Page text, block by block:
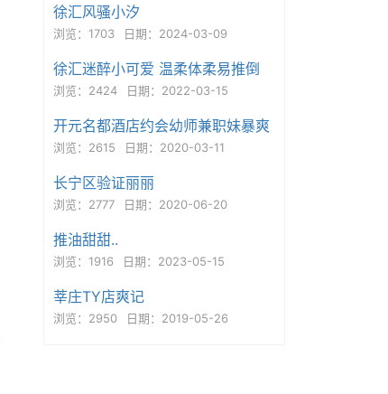
徐汇风骚小汐
浏览：1703 日期：2024-03-09
徐汇迷醉小可爱 温柔体柔易推倒
浏览：2424 日期：2022-03-15
开元名都酒店约会幼师兼职妹暴爽
浏览：2615 日期：2020-03-11
长宁区验证丽丽
浏览：2777 日期：2020-06-20
推油甜甜..
浏览：1916 日期：2023-05-15
莘庄TY店爽记
浏览：2950 日期：2019-05-26